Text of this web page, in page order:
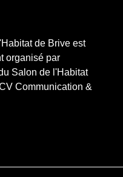
de Brive est
organisé par
Salon de l'Habitat
Communication &